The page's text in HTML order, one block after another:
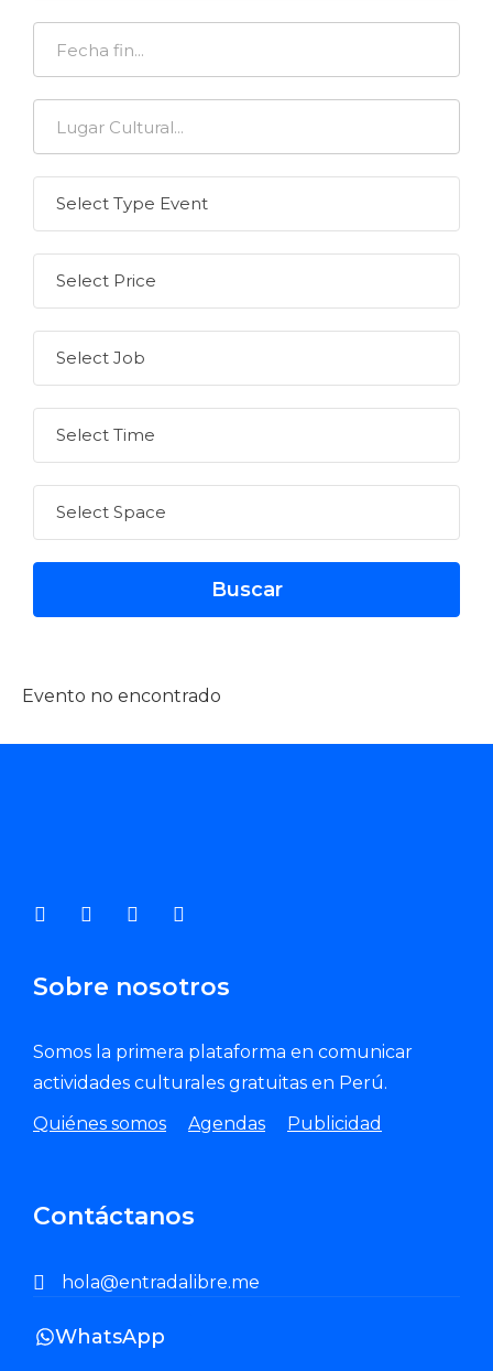
Evento no encontrado
Sobre nosotros
Somos la primera plataforma en comunicar
actividades culturales gratuitas en Perú.
Quiénes somos
Agendas Publicidad
Contáctanos
hola@entradalibre.me
WhatsApp